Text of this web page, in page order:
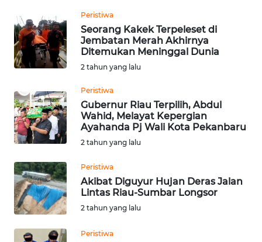
Peristiwa
Seorang Kakek Terpeleset di
Jembatan Merah Akhirnya
Ditemukan Meninggal Dunia
2 tahun yang lalu
Peristiwa
Gubernur Riau Terpilih, Abdul
Wahid, Melayat Kepergian
Ayahanda Pj Wali Kota Pekanbaru
2 tahun yang lalu
Peristiwa
Akibat Diguyur Hujan Deras Jalan
Lintas Riau-Sumbar Longsor
2 tahun yang lalu
Peristiwa
KALBAR
WN
KALTENG
WN
KALTARA
WN
KALSEL
WN
KALTIM
SULSEL